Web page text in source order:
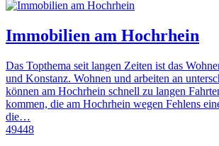
Immobilien am Hochrhein
Das Topthema seit langen Zeiten ist das
und Konstanz. Wohnen und arbeiten an
können am Hochrhein schnell zu langen
kommen, die am Hochrhein wegen Fehlens
die…
49448